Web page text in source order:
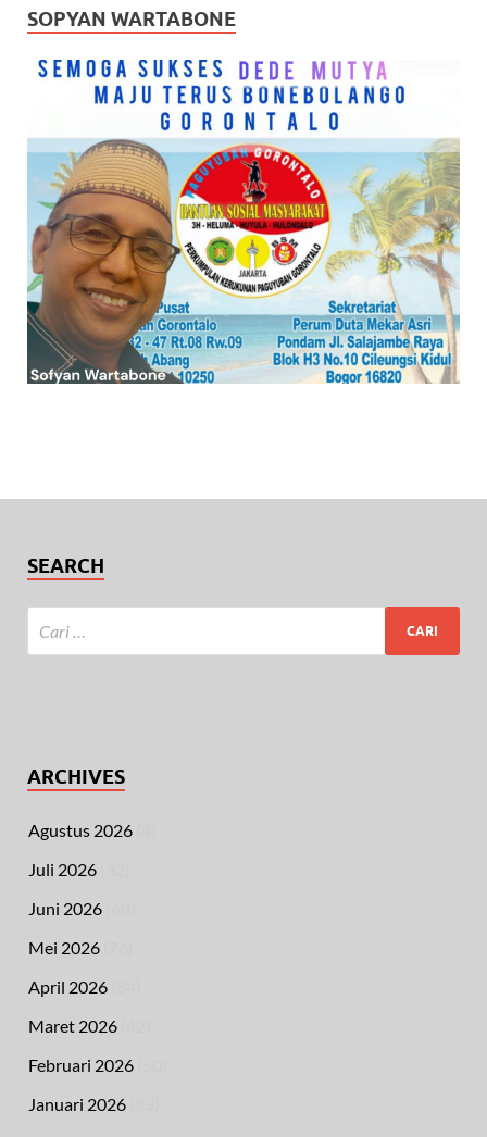
SOPYAN WARTABONE
SEARCH
ARCHIVES
Agustus 2026
Juli 2026
Juni 2026
Mei 2026
April 2026
Maret 2026
Februari 2026
Januari 2026